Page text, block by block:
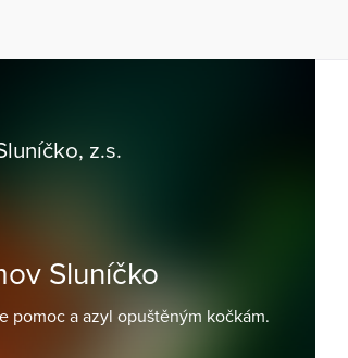
z.s.
Sluníčko
pomoc a azyl opuštěným kočkám.